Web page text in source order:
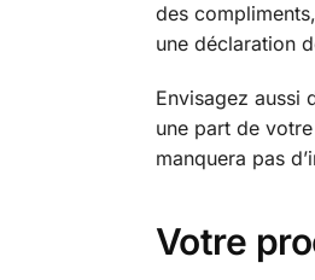
des
une déclaration
Envisagez aussi
une part de
manquera pas
Votre